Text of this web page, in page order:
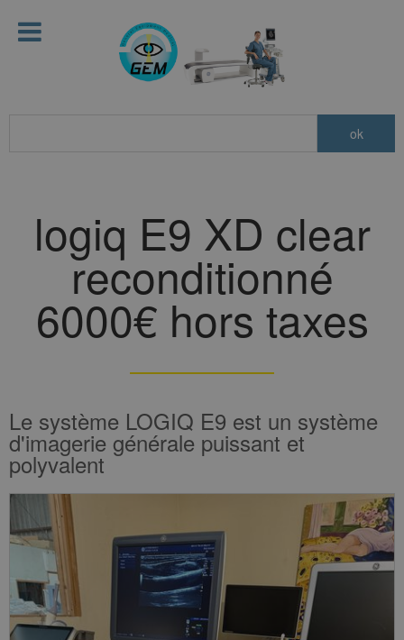
logiq E9 XD clear
reconditionné
6000€ hors taxes
Le système LOGIQ E9 est un système
d'imagerie générale puissant et
polyvalent